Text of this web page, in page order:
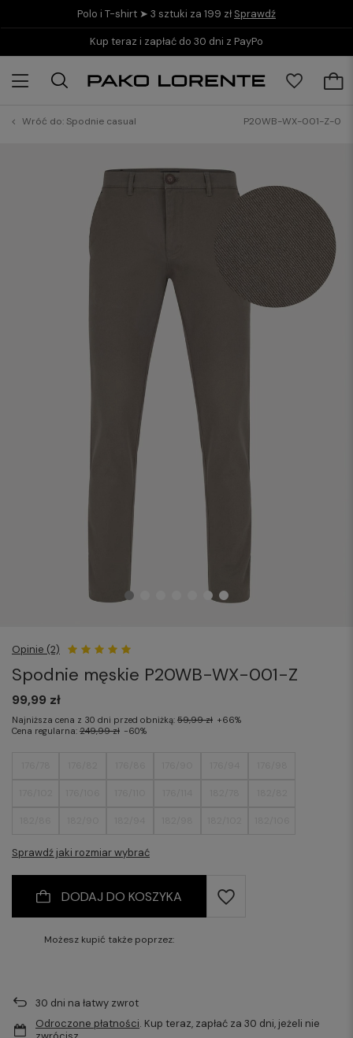
Polo i T-shirt ➤ 3 sztuki za 199 zł Sprawdź
Kup teraz i zapłać do 30 dni z PayPo
Wróć do:Spodnie casual P20WB-WX-001-Z-0
Opinie (2)
Spodnie męskie P20WB-WX-001-Z
182/110 182/114
Sprawdź jaki rozmiar wybrać
99,99 zł
Najniższa cena z 30 dni przed obniżką: 59,99 zł +66%
Cena regularna: 249,99 zł -60%
DODAJ DO KOSZYKA
Możesz kupić także poprzez:
30 dni na łatwy zwrot
Odroczone płatności. Kup teraz, zapłać za 30 dni, jeżeli nie